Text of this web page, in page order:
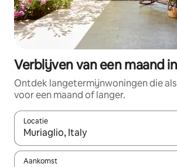
Verblijven van een maand
Ontdek langetermijnwoningen die
voor een maand of langer.
Locatie
Wanneer er resultaten beschikbaar
Aankomst